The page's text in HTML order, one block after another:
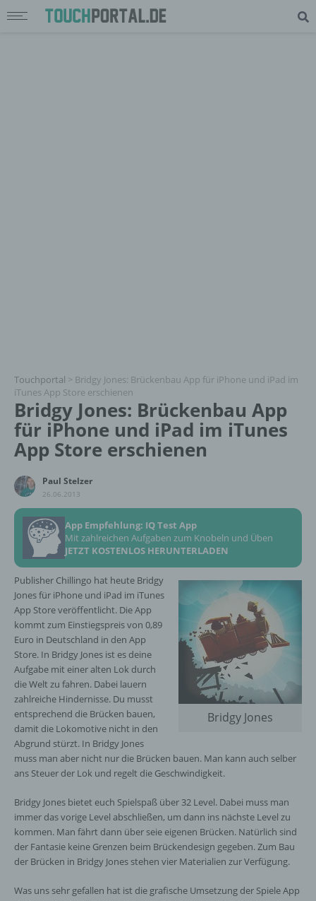
Touchportal > Bridgy Jones: Brückenbau App für iPhone und iPad im
iTunes App Store erschienen
Bridgy Jones: Brückenbau App
für iPhone und iPad im iTunes
App Store erschienen
Paul Stelzer
26.06.2013
App Empfehlung: IQ Test App
Mit zahlreichen Aufgaben zum Knobeln und Üben
JETZT KOSTENLOS HERUNTERLADEN
Bridgy Jones
Publisher Chillingo hat heute Bridgy
Jones für iPhone und iPad im iTunes
App Store veröffentlicht. Die App
kommt zum Einstiegspreis von 0,89
Euro in Deutschland in den App
Store. In Bridgy Jones ist es deine
Aufgabe mit einer alten Lok durch
die Welt zu fahren. Dabei lauern
zahlreiche Hindernisse. Du musst
entsprechend die Brücken bauen,
damit die Lokomotive nicht in den
Abgrund stürzt. In Bridgy Jones
muss man aber nicht nur die Brücken bauen. Man kann auch selber
ans Steuer der Lok und regelt die Geschwindigkeit.
Bridgy Jones bietet euch Spielspaß über 32 Level. Dabei muss man
immer das vorige Level abschließen, um dann ins nächste Level zu
kommen. Man fährt dann über seie eigenen Brücken. Natürlich sind
der Fantasie keine Grenzen beim Brückendesign gegeben. Zum Bau
der Brücken in Bridgy Jones stehen vier Materialien zur Verfügung.
Was uns sehr gefallen hat ist die grafische Umsetzung der Spiele App